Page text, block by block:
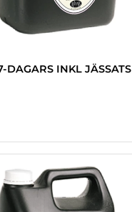
DAGARS INKL JÄSSATS